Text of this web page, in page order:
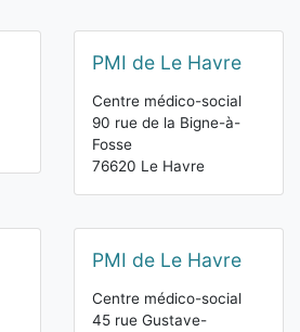
PMI de Le Havre
Centre médico-social
90 rue de la Bigne-à-
Fosse
76620 Le Havre
PMI de Le Havre
Centre médico-social
45 rue Gustave-